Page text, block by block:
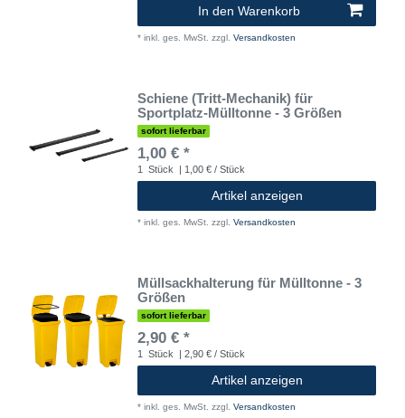
In den Warenkorb
* inkl. ges. MwSt. zzgl. Versandkosten
Schiene (Tritt-Mechanik) für
Sportplatz-Mülltonne - 3 Größen
sofort lieferbar
1,00 € *
1 Stück | 1,00 € / Stück
Artikel anzeigen
* inkl. ges. MwSt. zzgl. Versandkosten
Müllsackhalterung für Mülltonne - 3
Größen
sofort lieferbar
2,90 € *
1 Stück | 2,90 € / Stück
Artikel anzeigen
* inkl. ges. MwSt. zzgl. Versandkosten